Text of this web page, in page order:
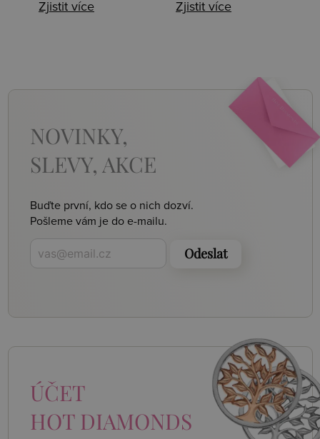
Zjistit více Zjistit více
NOVINKY,
SLEVY, AKCE
Buďte první, kdo se o nich dozví.
Pošleme vám je do e-mailu.
Odeslat
ÚČET
HOT DIAMONDS